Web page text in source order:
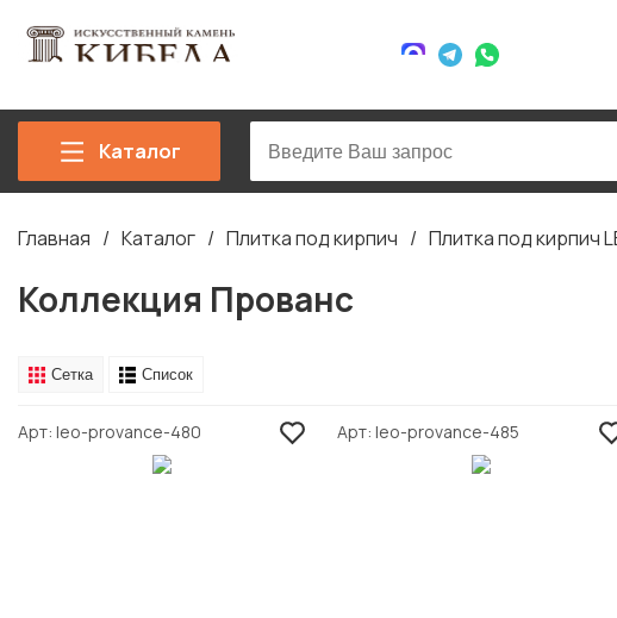
Каталог
Строка
навигации
Главная Каталог Плитка под кирпич Плитка под кирпич
Коллекция Прованс
Сетка Список
Арт leo-provance-480 Арт leo-provance-485